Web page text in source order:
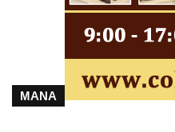
Mikulášovicích
Hillův kříž u domu čp. 436
Hampelův kříž západně
v Mikulášovicích
Kříž před kostelem svatých
MANA